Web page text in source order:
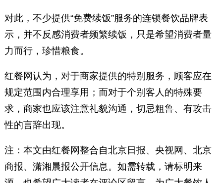
对此，不少提供“免费续饭”服务的连锁餐饮品牌表
示，并不反感消费者频繁续饭，只是希望消费者量
力而行，珍惜粮食。
红餐网认为，对于商家提供的特别服务，顾客应在
规定范围内合理享用；而对于个别客人的特殊要
求，商家也应该注意礼貌沟通，切忌粗鲁、有攻击
性的言辞出现。
注：本文由红餐网整合自北京日报、央视网、北京
商报、潇湘晨报公开信息。如需转载，请标明来